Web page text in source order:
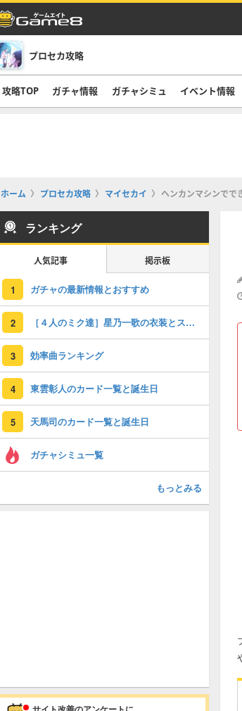
プロセカ攻略
攻略TOP ガチャ情報 ガチャシミュ イベント情報
ホーム プロセカ攻略 マイセカイ ヘンカンマシンでで
ランキング
人気記事 掲示板
1 ガチャの最新情報とおすすめ
2 ［４人のミク達］星乃一歌の衣装とスキル
3 効率曲ランキング
4 東雲彰人のカード一覧と誕生日
5 天馬司のカード一覧と誕生日
ガチャシミュ一覧
もっとみる